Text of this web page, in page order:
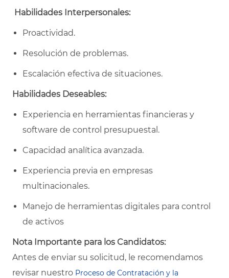
Habilidades Interpersonales:
Proactividad.
Resolución de problemas.
Escalación efectiva de situaciones.
Habilidades Deseables:
Experiencia en herramientas financieras y
software de control presupuestal.
Capacidad analítica avanzada.
Experiencia previa en empresas
multinacionales.
Manejo de herramientas digitales para control
de activos
Nota Importante para los Candidatos:
Antes de enviar su solicitud, le recomendamos
revisar nuestro Proceso de Contratación y la